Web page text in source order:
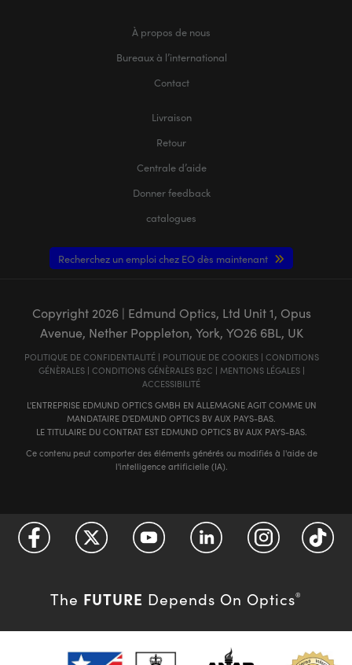
À propos de nous
Bureaux à l’international
Contact
Livraison
Retour
Centrale d’aide
Donner feedback
catalogues
Recherchez un emploi chez EO dès maintenant
Copyright 2026| Edmund Optics, Ltd Unit 1, Opus
Avenue, Nether Poppleton, York, YO26 6BL, UK
POLITIQUE DE CONFIDENTIALITÉ| POLITIQUE DE COOKIES| CONDITIONS
GÉNÈRALES| CONDITIONS GÉNÈRALES B2C | MENTIONS LÉGALES|
ACCESSIBILITÉ
L'ENTREPRISE EDMUND OPTICS GMBH EN ALLEMAGNE AGIT COMME UN
MANDATAIRE D'EDMUND OPTICS BV AUX PAYS-BAS.
LE TITULAIRE DU CONTRAT EST EDMUND OPTICS BV AUX PAYS-BAS.
Ce contenu peut comporter des éléments générés ou modifiés à l'aide de
l'intelligence artificielle (IA).
The FUTURE Depends On Optics®